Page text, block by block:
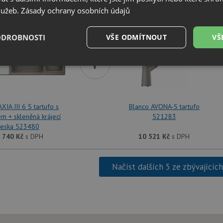
AXIA III 6 S tartufo s excentrem + skleněná krájecí
III 6 S tartufo s
+ skleněná krájecí
523480
740 Kčs DPH
+
Blanco AVONA-S tartufo
521283
10 521 Kč s DPH
Načíst dalších 5 ze
Zásady ochrany osobních údajů
VŠE ODMÍTNOUT
Výkonové
soubory
Soubory cílení Funkční soubory
cookie umožňují základní funkce webových stránek, jako je přihlášení uživatele a
nutných souborů cookie správně používat.